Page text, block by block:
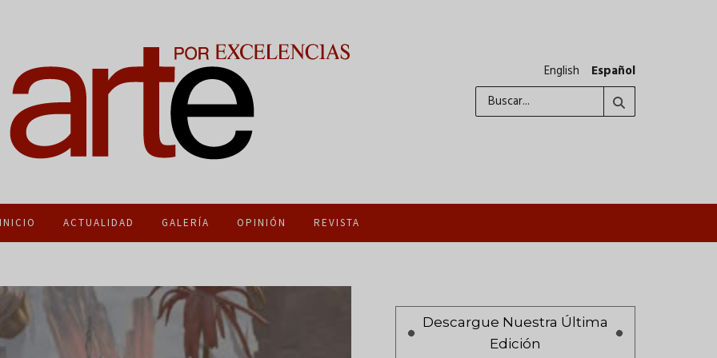
English
Español
INICIO ACTUALIDAD GALERÍA OPINIÓN REVISTA
Descargue Nuestra Última
Edición
Paginación